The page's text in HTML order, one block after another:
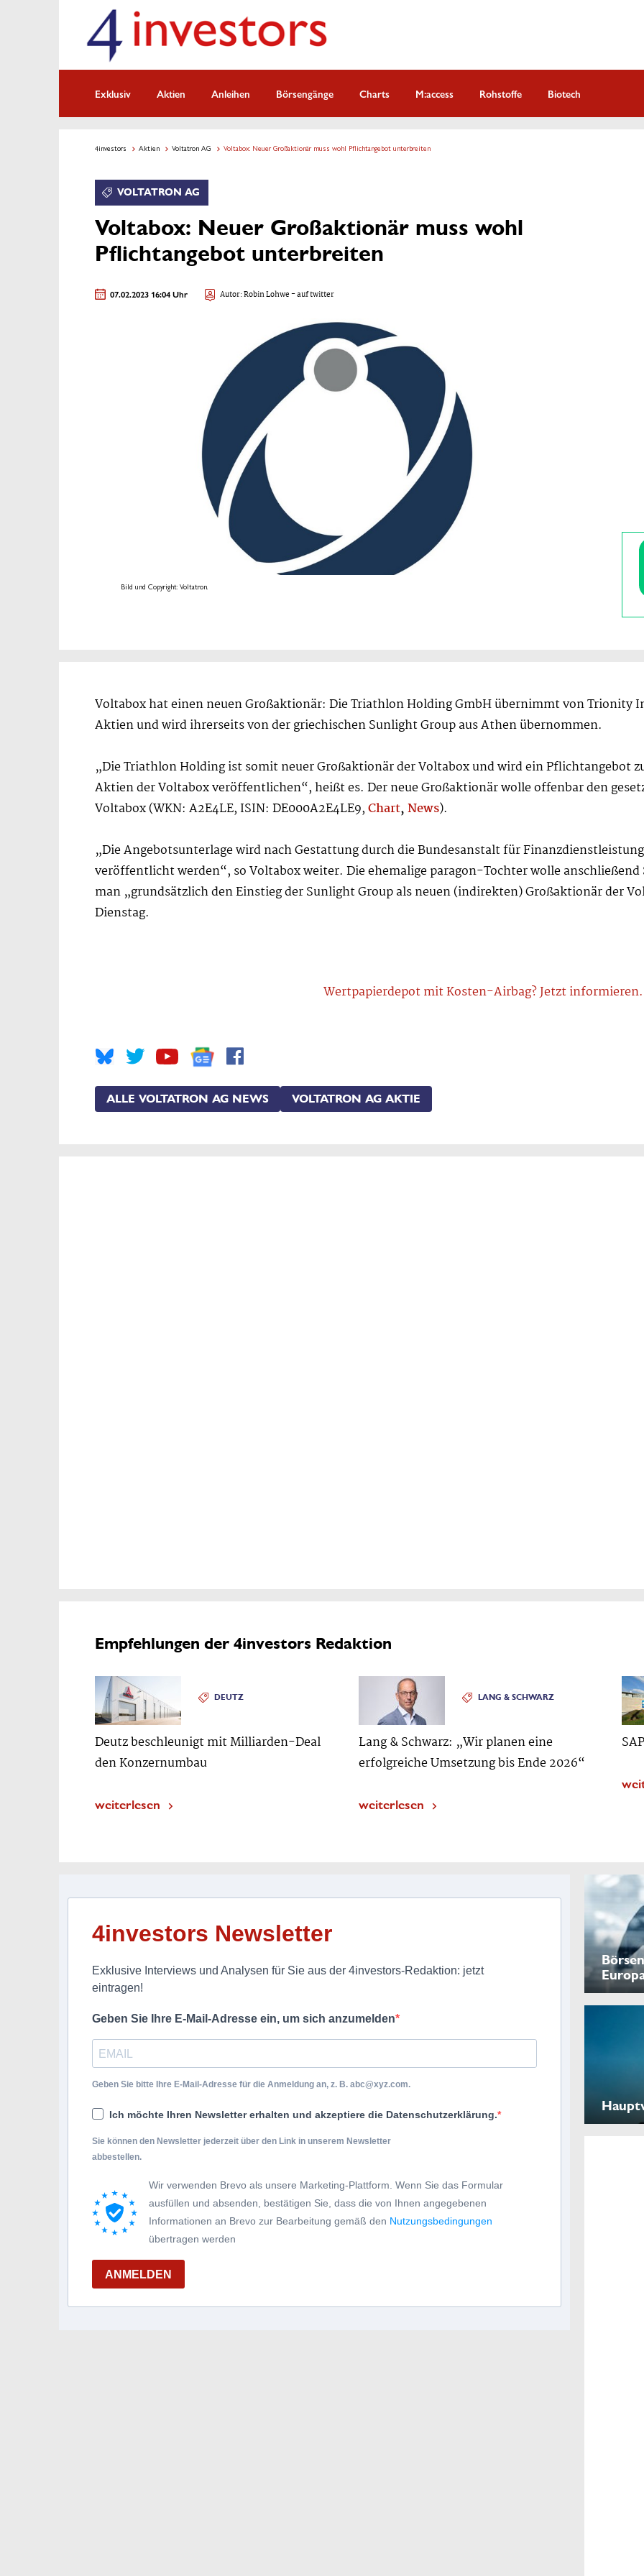
Exklusiv Aktien Anleihen Börsengänge Charts M:access Rohstoffe Biotech
4investors Aktien Voltatron AG Voltabox: Neuer Großaktionär muss wohl Pflichtangebot unterbreiten
VOLTATRON AG
Voltabox: Neuer Großaktionär muss wohl
Pflichtangebot unterbreiten
07.02.2023 16:04 Uhr Autor:Robin Lohwe- auf twitter
Bild und Copyright: Voltatron.
Voltabox hat einen neuen Großaktionär: Die Triathlon Holding GmbH übernimmt von Trionity
Aktien und wird ihrerseits von der griechischen Sunlight Group aus Athen übernommen.
„Die Triathlon Holding ist somit neuer Großaktionär der Voltabox und wird ein Pflichtangebot
Aktien der Voltabox veröffentlichen“, heißt es. Der neue Großaktionär wolle offenbar den
Voltabox (WKN: A2E4LE, ISIN: DE000A2E4LE9,Chart,News).
„Die Angebotsunterlage wird nach Gestattung durch die Bundesanstalt für
veröffentlicht werden“, so Voltabox weiter. Die ehemalige paragon-Tochter wolle
man „grundsätzlich den Einstieg der Sunlight Group als neuen (indirekten) Großaktionär der
Dienstag.
Wertpapierdepot mit Kosten-Airbag? Jetzt informieren.
ALLE VOLTATRON AG NEWS VOLTATRON AG AKTIE
Empfehlungen der 4investors Redaktion
DEUTZ
Deutz beschleunigt mit Milliarden-Deal
den Konzernumbau
weiterlesen
LANG & SCHWARZ
Lang & Schwarz: „Wir planen eine
erfolgreiche Umsetzung bis Ende 2026“
weiterlesen
4investors Newsletter
Exklusive Interviews und Analysen für Sie aus der 4investors-Redaktion: jetzt
eintragen!
Geben Sie Ihre E-Mail-Adresse ein, um sich anzumelden
Geben Sie bitte Ihre E-Mail-Adresse für die Anmeldung an, z. B. abc@xyz.com.
Ich möchte Ihren Newsletter erhalten und akzeptiere die Datenschutzerklärung.
Sie können den Newsletter jederzeit über den Link in unserem Newsletter
abbestellen.
Wir verwenden Brevo als unsere Marketing-Plattform. Wenn Sie das Formular
ausfüllen und absenden, bestätigen Sie, dass die von Ihnen angegebenen
Informationen an Brevo zur Bearbeitung gemäß den Nutzungsbedingungen
übertragen werden
ANMELDEN